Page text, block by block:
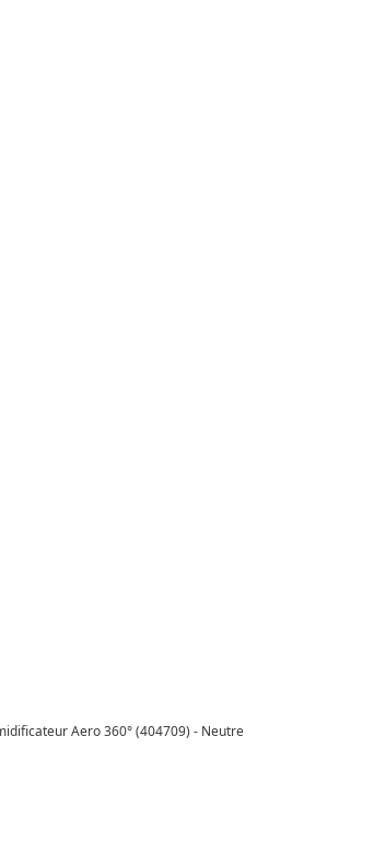
Aero 360° (404709) - Neutre